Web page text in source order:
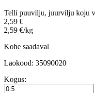
Telli puuvilju, juurvilju koju
2,59 €
2,59 €/kg
Kohe saadaval
Laokood: 35090020
Kogus: